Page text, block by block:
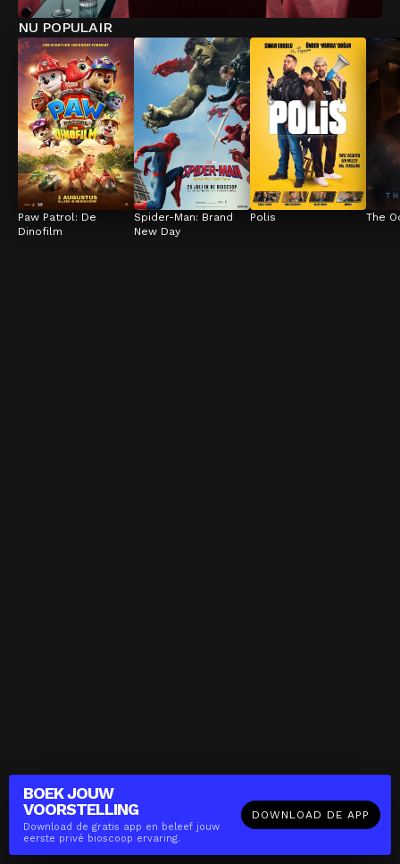
BOEK JOUW
VOORSTELLING
Download de gratis app en beleef jouw
eerste privé bioscoop ervaring.
DOWNLOAD DE APP
NU POPULAIR
Paw Patrol: De
Dinofilm
Spider-Man: Brand
New Day
Polis The